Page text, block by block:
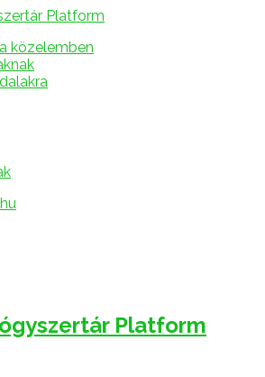
közelemben
Platform